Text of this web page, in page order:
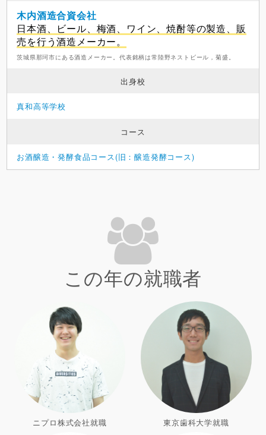
木内酒造合資会社
日本酒、ビール、梅酒、ワイン、焼酎等の製造、販
売を行う酒造メーカー。
茨城県那珂市にある酒造メーカー。代表銘柄は常陸野ネストビール，菊盛。
出身校
真和高等学校
コース
お酒醸造・発酵食品コース(旧：醸造発酵コース)
この年の就職者
ニプロ株式会社就職 東京歯科大学就職